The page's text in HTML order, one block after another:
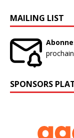
MAILING LIST
SPONSORS